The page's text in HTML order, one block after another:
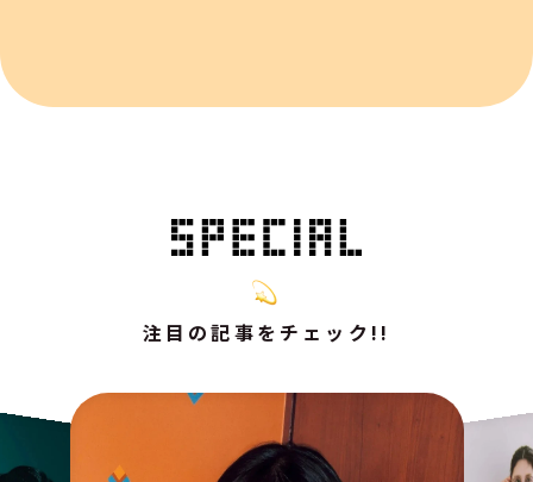
注目の記事をチェック!!